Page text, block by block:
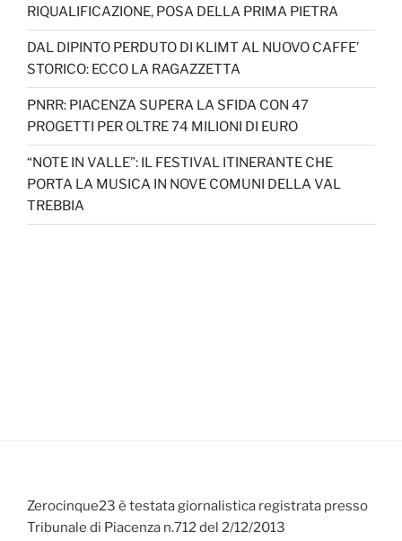
RIQUALIFICAZIONE, POSA DELLA PRIMA PIETRA
DAL DIPINTO PERDUTO DI KLIMT AL NUOVO CAFFE’
STORICO: ECCO LA RAGAZZETTA
PNRR: PIACENZA SUPERA LA SFIDA CON 47
PROGETTI PER OLTRE 74 MILIONI DI EURO
“NOTE IN VALLE”: IL FESTIVAL ITINERANTE CHE
PORTA LA MUSICA IN NOVE COMUNI DELLA VAL
TREBBIA
Zerocinque23 è testata giornalistica registrata presso
Tribunale di Piacenza n.712 del 2/12/2013